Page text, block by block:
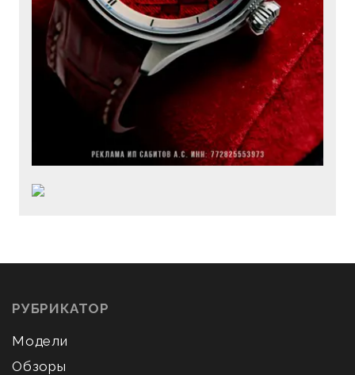
РУБРИКАТОР
Модели
Обзоры